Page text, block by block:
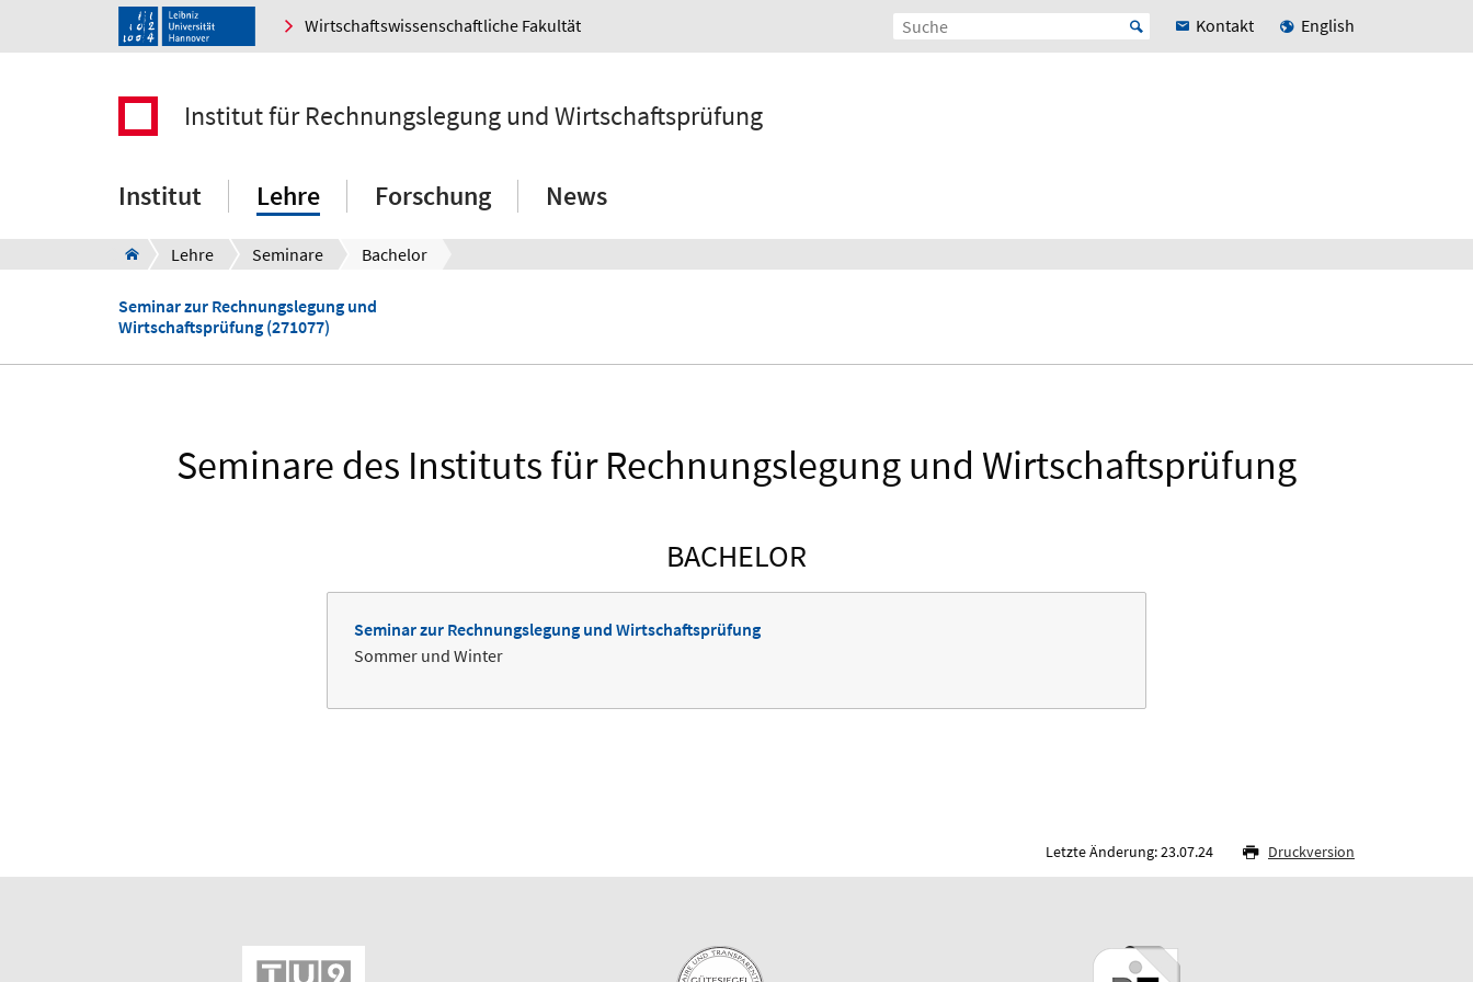
Wirtschaftswissenschaftliche Fakultät Kontakt English
Institut für Rechnungslegung und Wirtschaftsprüfung
Institut Lehre Forschung News
Lehre Seminare Bachelor
Seminar zur Rechnungslegung und
Wirtschaftsprüfung (271077)
Seminare des Instituts für Rechnungslegung und Wirtschaftsprüfung
BACHELOR
Seminar zur Rechnungslegung und Wirtschaftsprüfung
Sommer und Winter
Letzte Änderung: 23.07.24 Druckversion